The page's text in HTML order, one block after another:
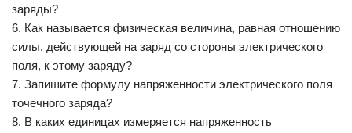
заряды?
6. Как называется физическая величина, равная отношению
силы, действующей на заряд со стороны электрического
поля, к этому заряду?
7. Запишите формулу напряженности электрического поля
точечного заряда?
8. В каких единицах измеряется напряженность